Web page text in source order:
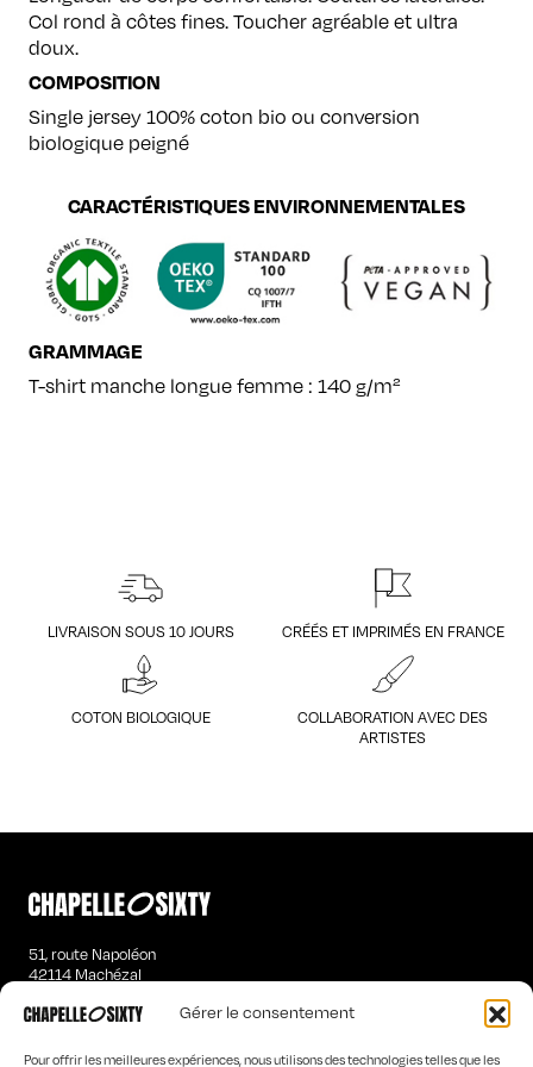
Gérer le consentement
Pour offrir les meilleures expériences, nous utilisons des technologies telles que les
Col rond à côtes fines. Toucher agréable et ultra
doux.
COMPOSITION
Single jersey 100% coton bio ou conversion
biologique peigné
CARACTÉRISTIQUES ENVIRONNEMENTALES
GRAMMAGE
T-shirt manche longue femme : 140 g/m²
LIVRAISON SOUS 10 JOURS CRÉÉS ET IMPRIMÉS EN FRANCE
COTON BIOLOGIQUE
COLLABORATION AVEC DES
ARTISTES
51, route Napoléon
42114 Machézal
contact@chapelle-sixty.fr
T-SHIRTS MANCHES LONGUES HOMME